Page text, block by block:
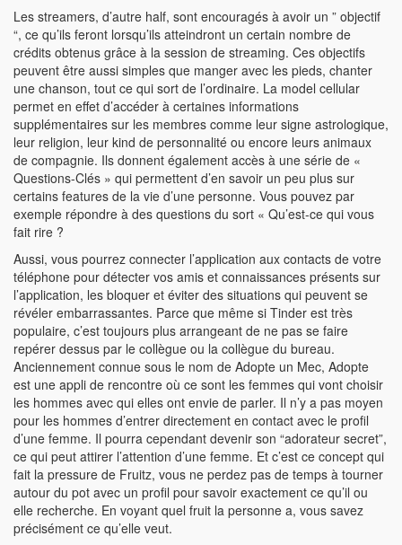
Les streamers, d’autre half, sont encouragés à avoir un ” objectif
“, ce qu’ils feront lorsqu’ils atteindront un certain nombre de
crédits obtenus grâce à la session de streaming. Ces objectifs
peuvent être aussi simples que manger avec les pieds, chanter
une chanson, tout ce qui sort de l’ordinaire. La model cellular
permet en effet d’accéder à certaines informations
supplémentaires sur les membres comme leur signe astrologique,
leur religion, leur kind de personnalité ou encore leurs animaux
de compagnie. Ils donnent également accès à une série de «
Questions-Clés » qui permettent d’en savoir un peu plus sur
certains features de la vie d’une personne. Vous pouvez par
exemple répondre à des questions du sort « Qu’est-ce qui vous
fait rire ?
Aussi, vous pourrez connecter l’application aux contacts de votre
téléphone pour détecter vos amis et connaissances présents sur
l’application, les bloquer et éviter des situations qui peuvent se
révéler embarrassantes. Parce que même si Tinder est très
populaire, c’est toujours plus arrangeant de ne pas se faire
repérer dessus par le collègue ou la collègue du bureau.
Anciennement connue sous le nom de Adopte un Mec, Adopte
est une appli de rencontre où ce sont les femmes qui vont choisir
les hommes avec qui elles ont envie de parler. Il n’y a pas moyen
pour les hommes d’entrer directement en contact avec le profil
d’une femme. Il pourra cependant devenir son “adorateur secret”,
ce qui peut attirer l’attention d’une femme. Et c’est ce concept qui
fait la pressure de Fruitz, vous ne perdez pas de temps à tourner
autour du pot avec un profil pour savoir exactement ce qu’il ou
elle recherche. En voyant quel fruit la personne a, vous savez
précisément ce qu’elle veut.